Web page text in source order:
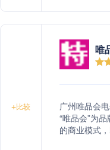
+比较
唯
广州唯品会
“唯品会”为
的商业模式